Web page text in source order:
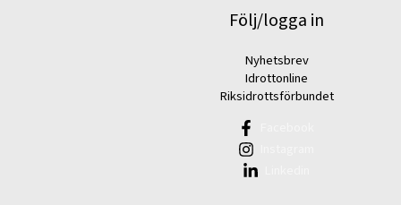
Följ/logga in
Nyhetsbrev
Idrottonline
Riksidrottsförbundet